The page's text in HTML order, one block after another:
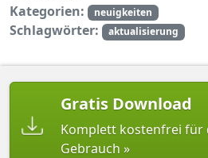
Kategorien:
neuigkeiten
Schlagwörter: aktualisierung
Gratis Download
Komplett kostenfrei für
Gebrauch